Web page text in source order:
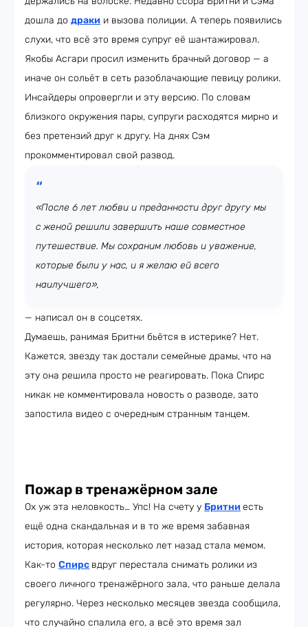
дошла до драки и вызова полиции. А теперь появились
слухи, что всё это время супруг её шантажировал.
Якобы Асгари просил изменить брачный договор — а
иначе он сольёт в сеть разоблачающие певицу ролики.
Инсайдеры опровергли и эту версию. По словам
близкого окружения пары, супруги расходятся мирно и
без претензий друг к другу. На днях Сэм
прокомментировал свой развод.
«После 6 лет любви и преданности друг другу мы
с женой решили завершить наше совместное
путешествие. Мы сохраним любовь и уважение,
которые были у нас, и я желаю ей всего
наилучшего»,
— написал он в соцсетях.
Думаешь, ранимая Бритни бьётся в истерике? Нет.
Кажется, звезду так достали семейные драмы, что на
эту она решила просто не реагировать. Пока Спирс
никак не комментировала новость о разводе, зато
запостила видео с очередным странным танцем.
Пожар в тренажёрном зале
Ох уж эта неловкость… Упс! На счету у Бритни есть
ещё одна скандальная и в то же время забавная
история, которая несколько лет назад стала мемом.
Как-то Спирс вдруг перестала снимать ролики из
своего личного тренажёрного зала, что раньше делала
регулярно. Через несколько месяцев звезда сообщила,
что случайно спалила его, а всё это время зал